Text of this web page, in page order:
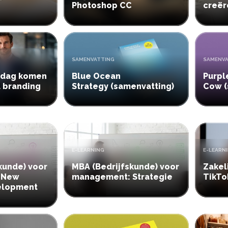
Photoshop CC
komen
branding
Blue Ocean
Strategy (samenvatting)
TYPE:
SAMENVATTING
Cow
TYPE:
voor
MBA (Bedrijfskunde) voor
management: Strategie
TYPE:
E-LEARNING TYPE:
E-